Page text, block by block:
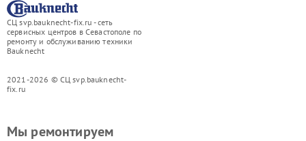
СЦ svp.bauknecht-fix.ru - сеть
сервисных центров в Севастополе по
ремонту и обслуживанию техники
Bauknecht
2021-2026 © СЦ svp.bauknecht-
fix.ru
Мы ремонтируем